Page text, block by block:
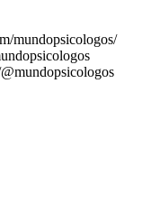
mundopsicologos/